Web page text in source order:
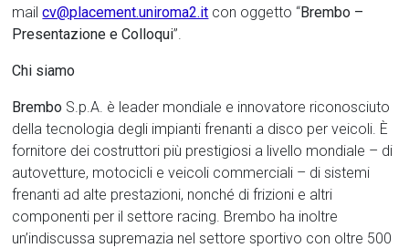
mailcv@placement.uniroma2.it con oggetto “Brembo –
Presentazione e Colloqui”.
Chi siamo
Brembo S.p.A. è leader mondiale e innovatore riconosciuto
della tecnologia degli impianti frenanti a disco per veicoli. È
fornitore dei costruttori più prestigiosi a livello mondiale – di
autovetture, motocicli e veicoli commerciali – di sistemi
frenanti ad alte prestazioni, nonché di frizioni e altri
componenti per il settore racing. Brembo ha inoltre
un’indiscussa supremazia nel settore sportivo con oltre 500